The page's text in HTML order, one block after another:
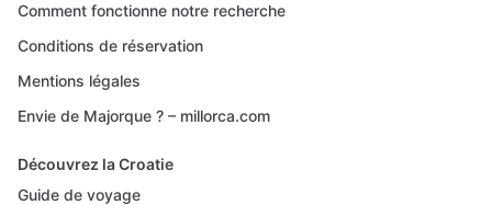
Comment fonctionne notre recherche
Conditions de réservation
Mentions légales
Envie de Majorque ? – millorca.com
Découvrez la Croatie
Guide de voyage